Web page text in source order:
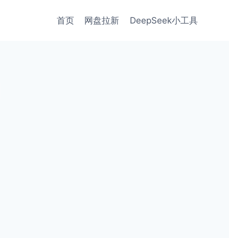
首页 网盘拉新 DeepSeek小工具